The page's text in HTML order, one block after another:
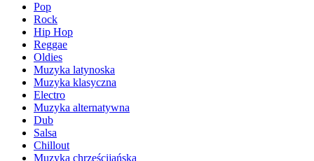
Pop
Rock
Hip Hop
Reggae
Oldies
Muzyka latynoska
Muzyka klasyczna
Electro
Muzyka alternatywna
Dub
Salsa
Chillout
Muzyka chrześcijańska